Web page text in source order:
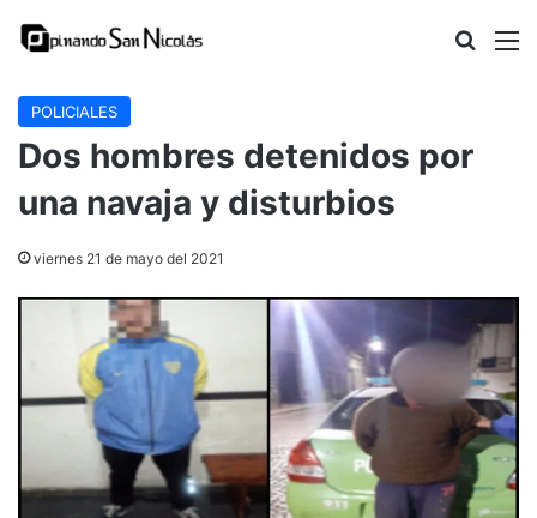
Buscar
POLICIALES
Dos hombres detenidos por
una navaja y disturbios
viernes 21 de mayo del 2021